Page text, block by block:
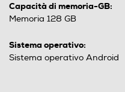
Capacità di memoria-GB:
Memoria 128 GB
Sistema operativo:
Sistema operativo Android